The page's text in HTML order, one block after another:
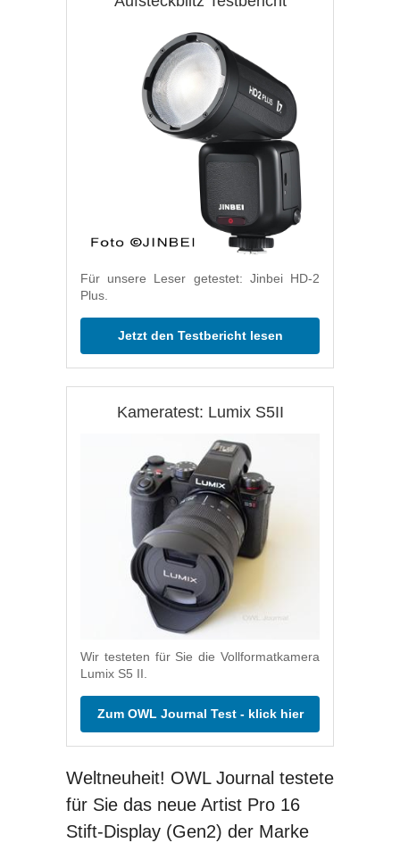
Für unsere Leser getestet: Jinbei HD-2
Plus.
Jetzt den Testbericht lesen
Kameratest: Lumix S5II
Wir testeten für Sie die Vollformatkamera
Lumix S5 II.
Zum OWL Journal Test - klick hier
Weltneuheit! OWL Journal testete
für Sie das neue Artist Pro 16
Stift-Display (Gen2) der Marke